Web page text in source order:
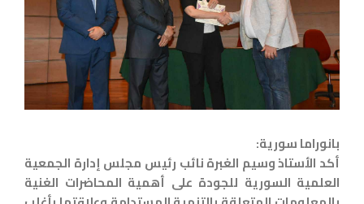
بانوراما سورية:
أكد الأستاذ وسيم الغبرة نائب رئيس مجلس إدارة الجمعية
العلمية السورية للجودة على أهمية المحاضرات الغنية